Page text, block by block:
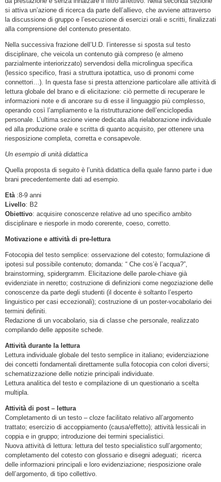
si attiva un’azione di ricerca da parte dell’allievo, che avviene attraverso
la discussione di gruppo e l’esecuzione di esercizi orali e scritti, finalizzati
alla comprensione del contenuto presentato.
Nella successiva frazione dell’U.D. l’interesse si sposta sul testo
disciplinare, che veicola un contenuto già compreso (e almeno
parzialmente interiorizzato) servendosi della microlingua specifica
(lessico specifico, frasi a struttura ipotattica, uso di pronomi come
connettori…). In questa fase si presta attenzione particolare alle attività di
lettura globale del brano e di elicitazione: ciò permette di recuperare le
informazioni note e di ancorare su di esse il linguaggio più complesso,
operando così l’ampliamento e la ristrutturazione dell’enciclopedia
personale. L’ultima sezione viene dedicata alla rielaborazione individuale
ed alla produzione orale e scritta di quanto acquisito, per ottenere una
riesposizione completa, corretta e consapevole.
Un esempio di unità didattica
Quella proposta di seguito è l’unità didattica della quale fanno parte i due
brani precedentemente dati ad esempio.
Età :8-9 anni
Livello: B2
Obiettivo: acquisire conoscenze relative ad uno specifico ambito
disciplinare e riesporle in modo corerente, coeso, corretto.
Motivazione e attività di pre-lettura
Fotocopia del testo semplice: osservazione del cotesto; formulazione di
ipotesi sul possibile contenuto; domanda: “ Che cos’è l’acqua?”,
brainstorming, spidergramm. Elicitazione delle parole-chiave già
evidenziate in neretto; costruzione di definizioni come negoziazione delle
conoscenze da parte degli studenti (il docente è soltanto l’esperto
linguistico per casi eccezionali); costruzione di un poster-vocabolario dei
termini definiti.
Redazione di un vocabolario, sia di classe che personale, realizzato
compilando delle apposite schede.
Attività durante la lettura
Lettura individuale globale del testo semplice in italiano; evidenziazione
dei concetti fondamentali direttamente sulla fotocopia con colori diversi;
schematizzazione delle notizie principali individuate.
Lettura analitica del testo e compilazione di un questionario a scelta
multipla.
Attività di post – lettura
Completamento di un testo – cloze facilitato relativo all’argomento
trattato; esercizio di accoppiamento (causa/effetto); attività lessicali in
coppia e in gruppo; introduzione dei termini specialistici.
Nuova attività di lettura: lettura del testo specialistico sull’argomento;
completamento del cotesto con glossario e disegni adeguati; ricerca
delle informazioni principali e loro evidenziazione; riesposizione orale
dell’argomento, di tipo collettivo.